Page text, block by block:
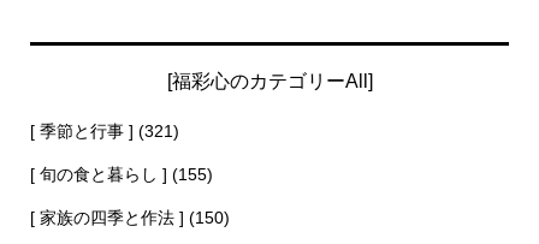
[福彩心のカテゴリーAll]
[ 季節と行事 ] (321)
[ 旬の食と暮らし ] (155)
[ 家族の四季と作法 ] (150)